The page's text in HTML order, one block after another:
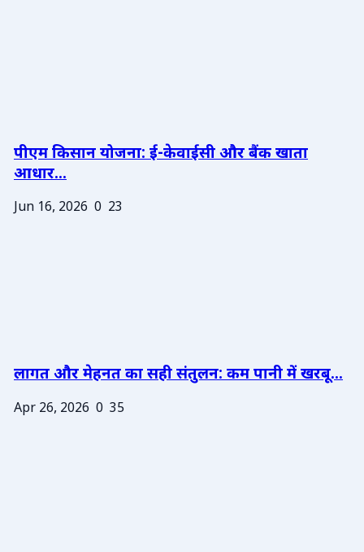
पीएम किसान योजना: ई-केवाईसी और बैंक खाता
आधार...
Jun 16, 2026 0 23
लागत और मेहनत का सही संतुलन: कम पानी में खरबू...
Apr 26, 2026 0 35